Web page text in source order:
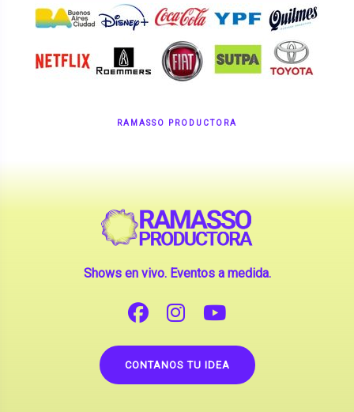
RAMASSO PRODUCTORA
Shows en vivo. Eventos a medida.
CONTANOS TU IDEA